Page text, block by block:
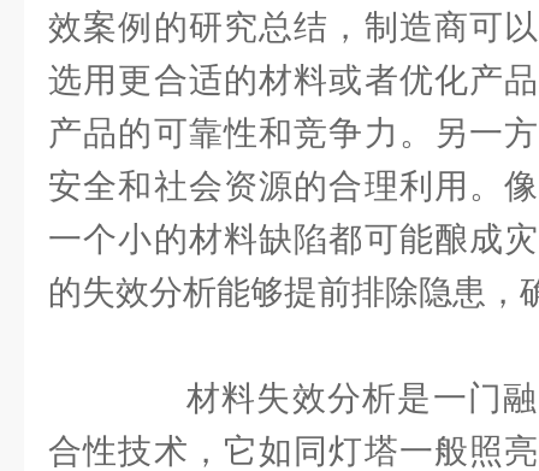
效案例的研究总结，制造商可
选用更合适的材料或者优化产
产品的可靠性和竞争力。另一
安全和社会资源的合理利用。
一个小的材料缺陷都可能酿成
的失效分析能够提前排除隐患，
材料失效分析是一门融
合性技术，它如同灯塔一般照